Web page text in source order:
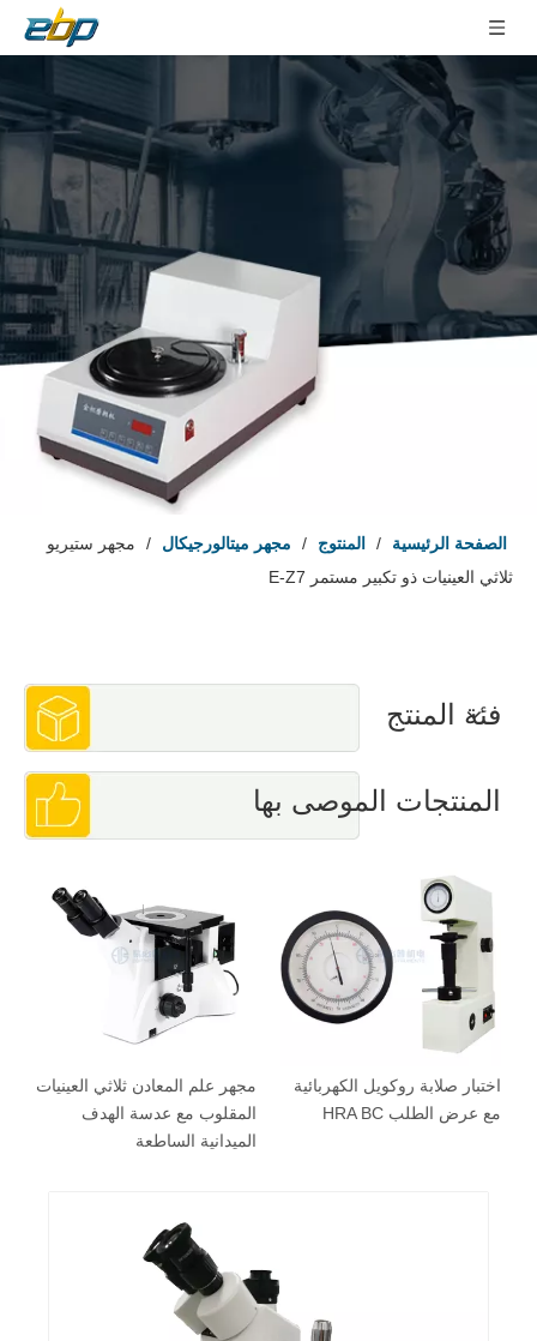
الصفحة الرئيسية / المنتوج / مجهر ميتالورجيكال /
مجهر ستيريو
ثلاثي العينيات ذو تكبير مستمر E-Z7
فئة المنتج
المنتجات الموصى بها
مجهر علم المعادن ثلاثي العينيات
المقلوب مع عدسة الهدف
الميدانية الساطعة
اختبار صلابة روكويل الكهربائية
مع عرض الطلب HRA BC